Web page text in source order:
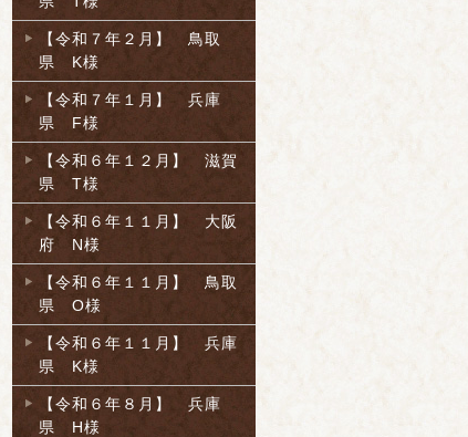
【令和７年２月】 鳥取
県 K様
【令和７年１月】 兵庫
県 F様
【令和６年１２月】 滋賀
県 T様
【令和６年１１月】 大阪
府 N様
【令和６年１１月】 鳥取
県 O様
【令和６年１１月】 兵庫
県 K様
【令和６年８月】 兵庫
県 H様